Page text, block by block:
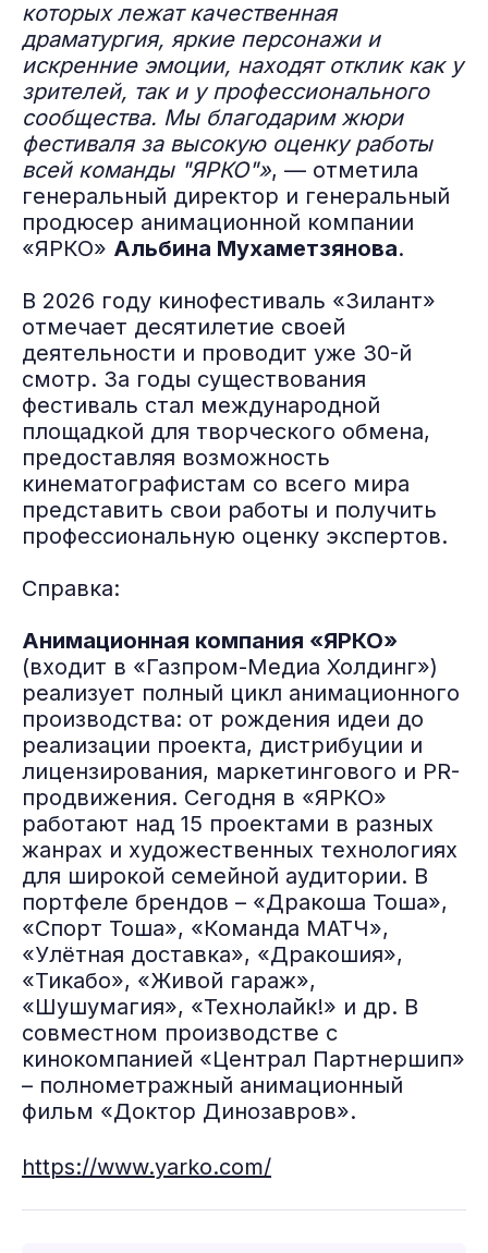
которых лежат качественная
драматургия, яркие персонажи и
искренние эмоции, находят отклик как у
зрителей, так и у профессионального
сообщества. Мы благодарим жюри
фестиваля за высокую оценку работы
всей команды "ЯРКО"», — отметила
генеральный директор и генеральный
продюсер анимационной компании
«ЯРКО» Альбина Мухаметзянова.
В 2026 году кинофестиваль «Зилант»
отмечает десятилетие своей
деятельности и проводит уже 30-й
смотр. За годы существования
фестиваль стал международной
площадкой для творческого обмена,
предоставляя возможность
кинематографистам со всего мира
представить свои работы и получить
профессиональную оценку экспертов.
Справка:
Анимационная компания «ЯРКО»
(входит в «Газпром-Медиа Холдинг»)
реализует полный цикл анимационного
производства: от рождения идеи до
реализации проекта, дистрибуции и
лицензирования, маркетингового и PR-
продвижения. Сегодня в «ЯРКО»
работают над 15 проектами в разных
жанрах и художественных технологиях
для широкой семейной аудитории. В
портфеле брендов – «Дракоша Тоша»,
«Спорт Тоша», «Команда МАТЧ»,
«Улётная доставка», «Дракошия»,
«Тикабо», «Живой гараж»,
«Шушумагия», «Технолайк!» и др. В
совместном производстве с
кинокомпанией «Централ Партнершип»
– полнометражный анимационный
фильм «Доктор Динозавров».
https://www.yarko.com/